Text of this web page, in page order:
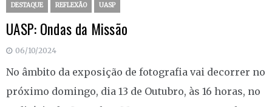
DESTAQUE REFLEXÃO UASP
UASP: Ondas da Missão
06/10/2024
No âmbito da exposição de fotografia vai decorrer no
próximo domingo, dia 13 de Outubro, às 16 horas, no